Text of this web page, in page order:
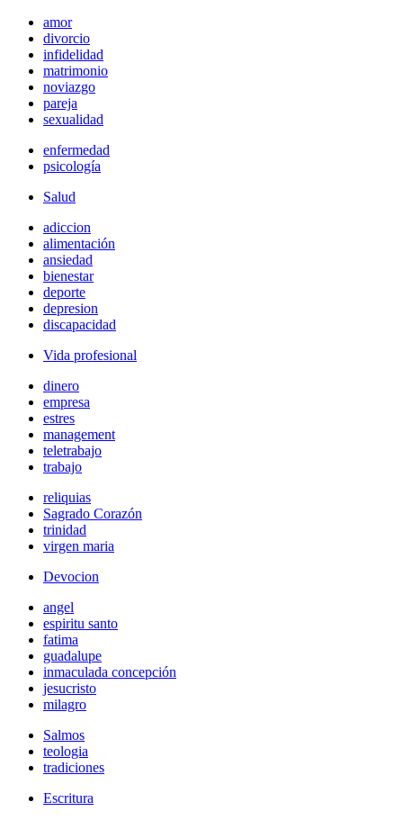
amor
divorcio
infidelidad
matrimonio
noviazgo
pareja
sexualidad
enfermedad
psicología
Salud
adiccion
alimentación
ansiedad
bienestar
deporte
depresion
discapacidad
Vida profesional
dinero
empresa
estres
management
teletrabajo
trabajo
reliquias
Sagrado Corazón
trinidad
virgen maria
Devocion
angel
espiritu santo
fatima
guadalupe
inmaculada concepción
jesucristo
milagro
Salmos
teologia
tradiciones
Escritura